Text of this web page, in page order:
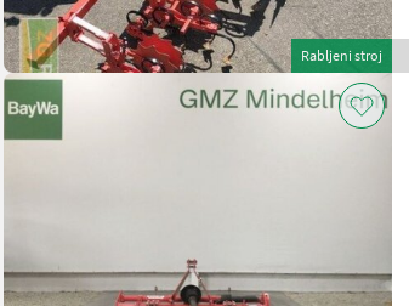
Rabljeni stroj